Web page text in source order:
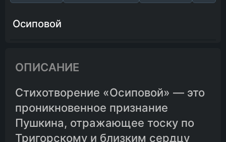
Исполнители
Осиповой
ОПИСАНИЕ
Стихотворение «Осиповой» — это
проникновенное признание
Пушкина, отражающее тоску по
Тригорскому и близким сердцу